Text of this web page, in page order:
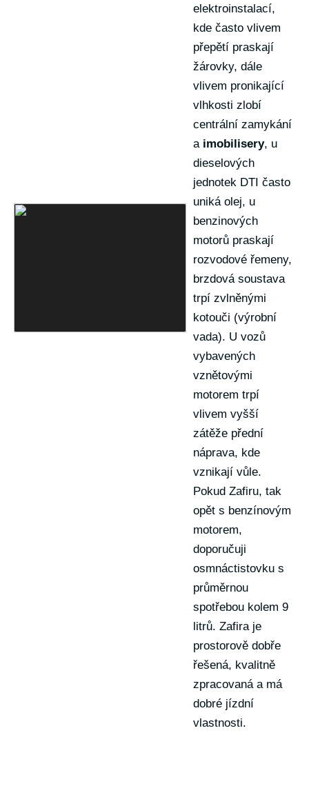
elektroinstalací,
kde často vlivem
přepětí praskají
žárovky, dále
vlivem pronikající
vlhkosti zlobí
centrální zamykání
a imobilisery, u
dieselových
jednotek DTI často
uniká olej, u
benzinových
motorů praskají
rozvodové řemeny,
brzdová soustava
trpí zvlněnými
kotouči (výrobní
vada). U vozů
vybavených
vznětovými
motorem trpí
vlivem vyšší
zátěže přední
náprava, kde
vznikají vůle.
Pokud Zafiru, tak
opět s benzínovým
motorem,
doporučuji
osmnáctistovku s
průměrnou
spotřebou kolem 9
litrů. Zafira je
prostorově dobře
řešená, kvalitně
zpracovaná a má
dobré jízdní
vlastnosti.